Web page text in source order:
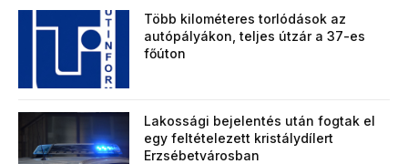
Több kilométeres torlódások az
autópályákon, teljes útzár a 37-es
főúton
Lakossági bejelentés után fogtak el
egy feltételezett kristálydílert
Erzsébetvárosban